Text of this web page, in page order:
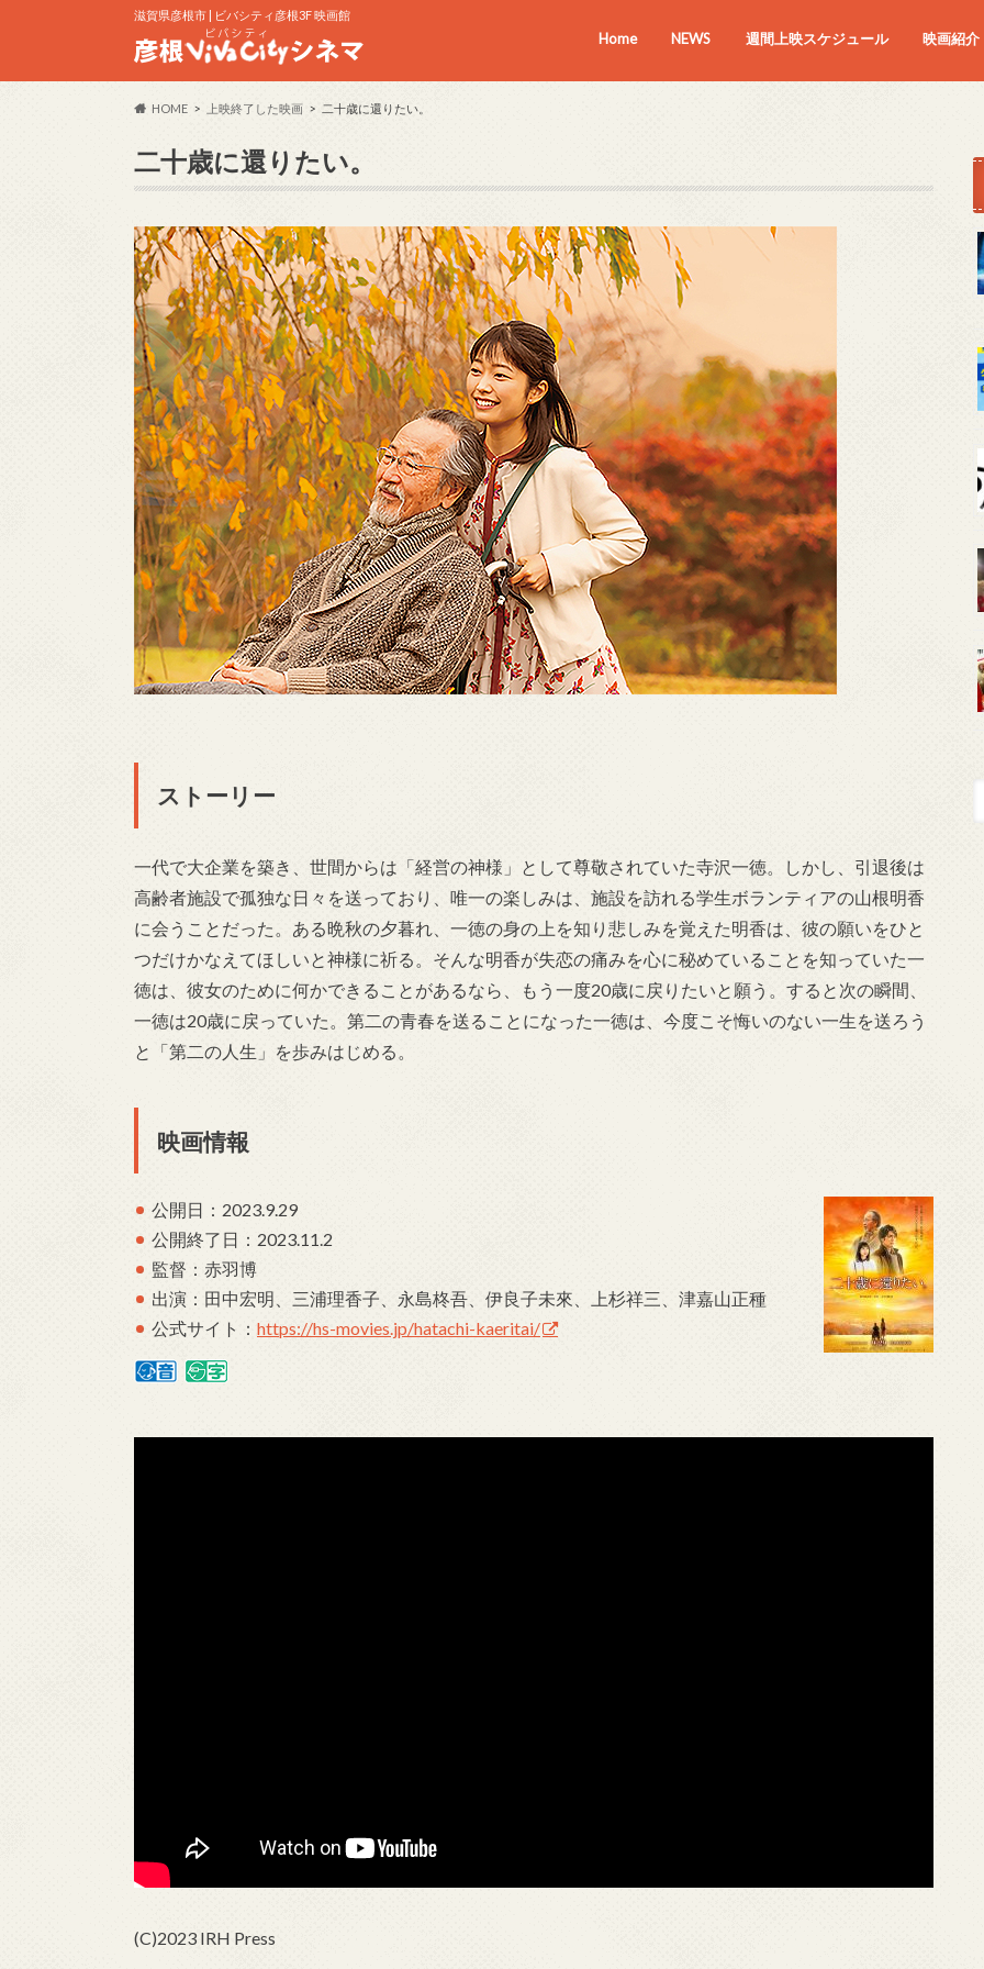
滋賀県彦根市 | ビバシティ彦根3F 映画館
Home NEWS 週間上映スケジュール 映画紹介
HOME 上映終了した映画 二十歳に還りたい。
二十歳に還りたい。
ストーリー
一代で大企業を築き、世間からは「経営の神様」として尊敬されていた寺沢一徳。しかし、引退後は
高齢者施設で孤独な日々を送っており、唯一の楽しみは、施設を訪れる学生ボランティアの山根明香
に会うことだった。ある晩秋の夕暮れ、一徳の身の上を知り悲しみを覚えた明香は、彼の願いをひと
つだけかなえてほしいと神様に祈る。そんな明香が失恋の痛みを心に秘めていることを知っていた一
徳は、彼女のために何かできることがあるなら、もう一度20歳に戻りたいと願う。すると次の瞬間、
一徳は20歳に戻っていた。第二の青春を送ることになった一徳は、今度こそ悔いのない一生を送ろう
と「第二の人生」を歩みはじめる。
映画情報
公開日：2023.9.29
公開終了日：2023.11.2
監督：赤羽博
出演：田中宏明、三浦理香子、永島柊吾、伊良子未來、上杉祥三、津嘉山正種
公式サイト： https://hs-movies.jp/hatachi-kaeritai/
(C)2023 IRH Press